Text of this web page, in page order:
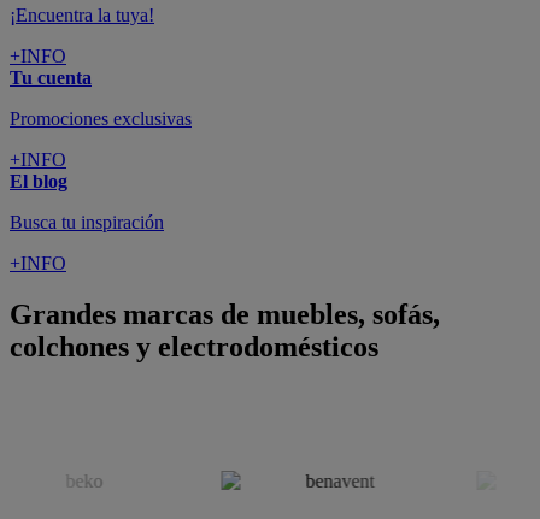
¡Encuentra la tuya!
+INFO
Tu cuenta
Promociones exclusivas
+INFO
El blog
Busca tu inspiración
+INFO
Grandes marcas de muebles, sofás,
colchones y electrodomésticos